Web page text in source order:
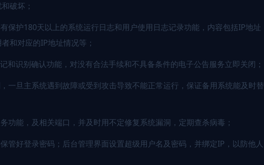
破坏；
保护180天以上的系统运行日志和用户使用日志记录功能，内容包括IP地址
和对应的IP地址情况等；
和识别确认功能，对没有合法手续和不具备条件的电子公告服务立即关闭；
一旦主系统遇到故障或受到攻击导致不能正常运行，保证备用系统能及时替
功能，及相关端口，并及时用不定修复系统漏洞，定期查杀病毒；
管好登录密码；后台管理界面设置超级用户名及密码，并绑定IP，以防他人